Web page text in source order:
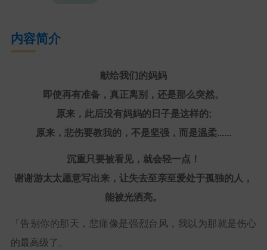
内容简介
献给我们的妈妈
即使再有准备，真正离别，还是那么突然。
原来，此后没有妈妈的日子是这样的;
原来，悲伤要教我的，不是坚强，而是温柔......
沉重只要被看见，就会轻一点！
谢谢游太太愿意写出来，让失去至亲至爱处于孤独的人，
能被光洒亮。
「告别你的那天，悲痛像是强烈台风，我以为那就是伤心
的最高级了。